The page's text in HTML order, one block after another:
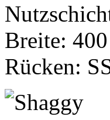
Breite:
Rücken: